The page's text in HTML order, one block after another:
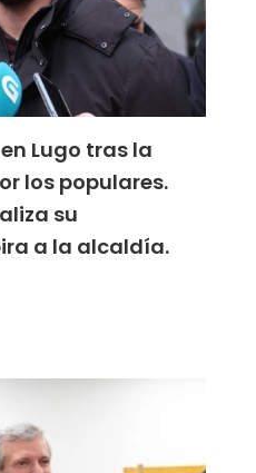
Lugo tras la
los populares.
su
a la alcaldía.